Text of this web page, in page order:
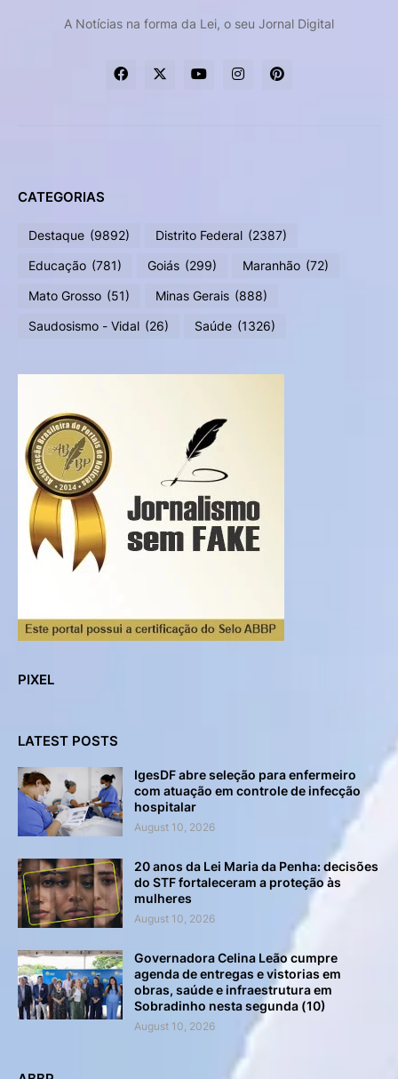
A Notícias na forma da Lei, o seu Jornal Digital
CATEGORIAS
Destaque (9892) Distrito Federal (2387)
Educação (781) Goiás (299) Maranhão (72)
Mato Grosso (51) Minas Gerais (888)
Saudosismo - Vidal (26) Saúde (1326)
PIXEL
LATEST POSTS
IgesDF abre seleção para enfermeiro
com atuação em controle de infecção
hospitalar
August 10, 2026
20 anos da Lei Maria da Penha: decisões
do STF fortaleceram a proteção às
mulheres
August 10, 2026
Governadora Celina Leão cumpre
agenda de entregas e vistorias em
obras, saúde e infraestrutura em
Sobradinho nesta segunda (10)
August 10, 2026